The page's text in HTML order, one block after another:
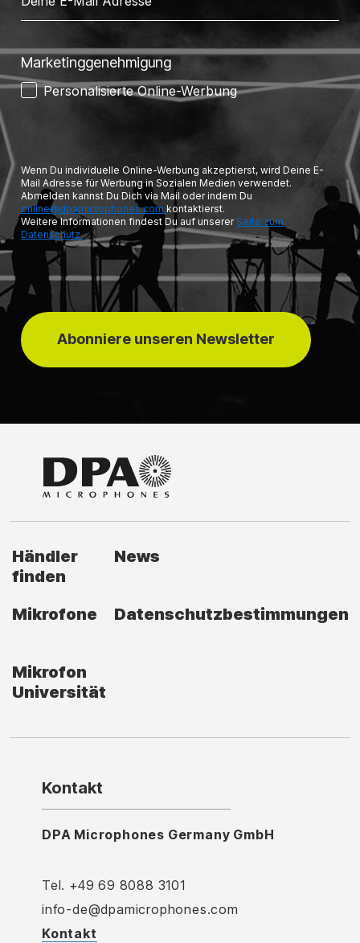
Marketinggenehmigung
Personalisierte Online-Werbung
Wenn Du individuelle Online-Werbung akzeptierst, wird Deine E-
Mail Adresse für Werbung in Sozialen Medien verwendet.
Abmelden kannst Du Dich via Mail oder indem Du
online@dpamicrophones.com kontaktierst.
Weitere Informationen findest Du auf unserer Seite zum
Datenschutz.
Abonniere unseren Newsletter
Händler
finden
News
Mikrofone Datenschutzbestimmungen
Mikrofon
Universität
Kontakt
DPA Microphones Germany GmbH
Tel. +49 69 8088 3101
info-de@dpamicrophones.com
Kontakt